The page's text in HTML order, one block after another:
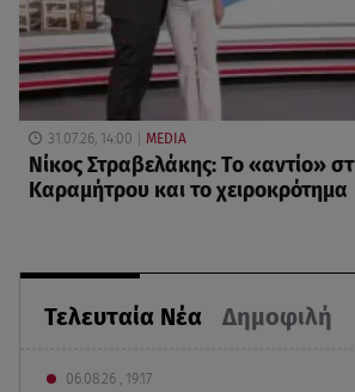
Τελευταία Νέα Δημοφιλή
06.08.26 , 19:17
31.07.26, 14:00 MEDIA
Νίκος Στραβελάκης: Το «αντίο»
Καραμήτρου και το χειροκρότημα